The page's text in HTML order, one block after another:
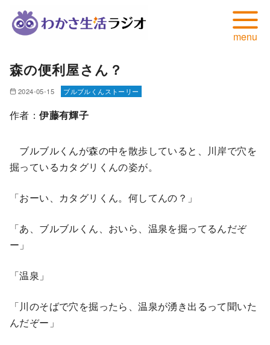
森の便利屋さん？
2024-05-15 ブルブルくんストーリー
作者：伊藤有輝子
ブルブルくんが森の中を散歩していると、川岸で穴を
掘っているカタグリくんの姿が。
「おーい、カタグリくん。何してんの？」
「あ、ブルブルくん、おいら、温泉を掘ってるんだぞ
ー」
「温泉」
「川のそばで穴を掘ったら、温泉が湧き出るって聞いた
んだぞー」